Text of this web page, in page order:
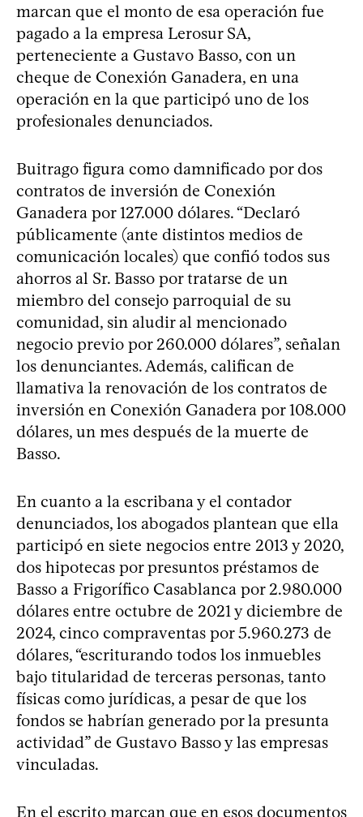
marcan que el monto de esa operación fue
pagado a la empresa Lerosur SA,
perteneciente a Gustavo Basso, con un
cheque de Conexión Ganadera, en una
operación en la que participó uno de los
profesionales denunciados.
Buitrago figura como damnificado por dos
contratos de inversión de Conexión
Ganadera por 127.000 dólares. “Declaró
públicamente (ante distintos medios de
comunicación locales) que confió todos sus
ahorros al Sr. Basso por tratarse de un
miembro del consejo parroquial de su
comunidad, sin aludir al mencionado
negocio previo por 260.000 dólares”, señalan
los denunciantes. Además, califican de
llamativa la renovación de los contratos de
inversión en Conexión Ganadera por 108.000
dólares, un mes después de la muerte de
Basso.
En cuanto a la escribana y el contador
denunciados, los abogados plantean que ella
participó en siete negocios entre 2013 y 2020,
dos hipotecas por presuntos préstamos de
Basso a Frigorífico Casablanca por 2.980.000
dólares entre octubre de 2021 y diciembre de
2024, cinco compraventas por 5.960.273 de
dólares, “escriturando todos los inmuebles
bajo titularidad de terceras personas, tanto
físicas como jurídicas, a pesar de que los
fondos se habrían generado por la presunta
actividad” de Gustavo Basso y las empresas
vinculadas.
En el escrito marcan que en esos documentos